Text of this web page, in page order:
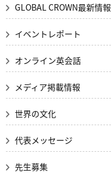
GLOBAL CROWN最新情報
イベントレポート
オンライン英会話
メディア掲載情報
世界の文化
代表メッセージ
先生募集